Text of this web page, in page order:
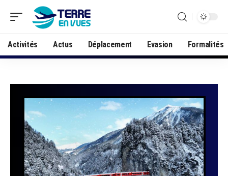
Activités Actus Déplacement Evasion Formalités